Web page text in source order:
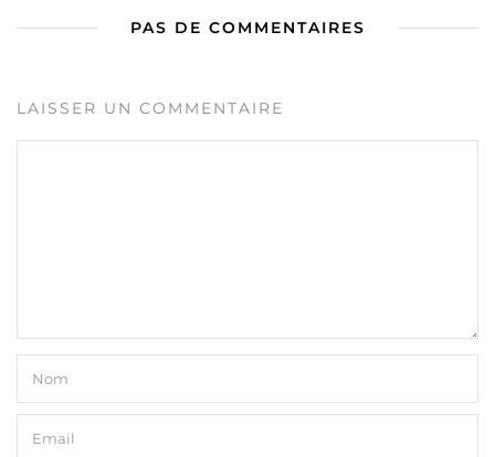
PAS DE COMMENTAIRES
LAISSER UN COMMENTAIRE